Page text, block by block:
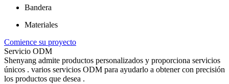
Bandera
Materiales
Comience su proyecto
Servicio ODM
Shenyang admite productos personalizados y proporciona servicios
únicos . varios servicios ODM para ayudarlo a obtener con precisión
los productos que desea .